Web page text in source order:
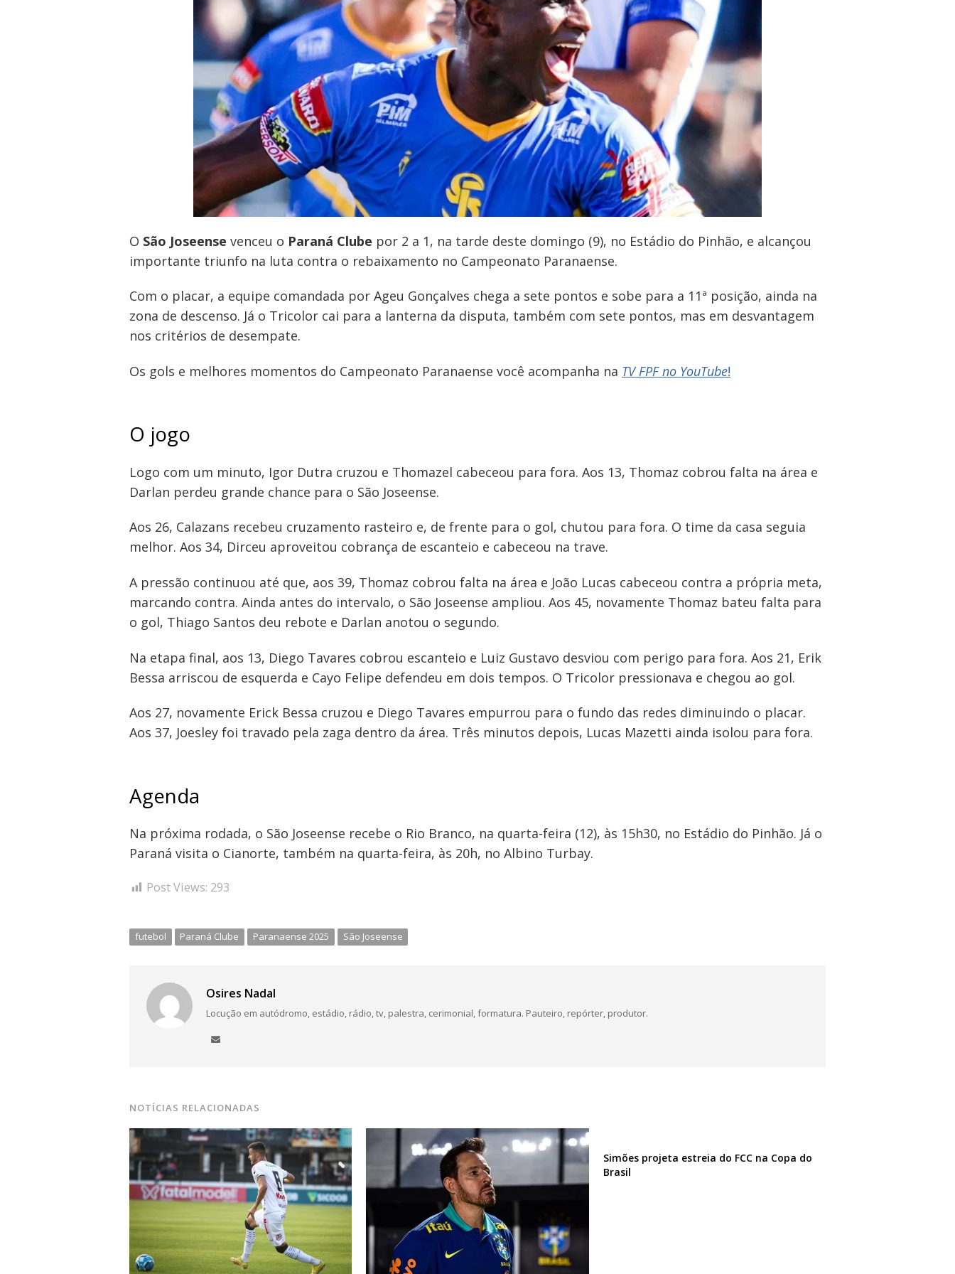
O São Joseense venceu o Paraná Clube por 2 a 1, na tarde deste domingo (9), no Estádio do Pinhão, e alcançou
importante triunfo na luta contra o rebaixamento no Campeonato Paranaense.
Com o placar, a equipe comandada por Ageu Gonçalves chega a sete pontos e sobe para a 11ª posição, ainda na
zona de descenso. Já o Tricolor cai para a lanterna da disputa, também com sete pontos, mas em desvantagem
nos critérios de desempate.
Os gols e melhores momentos do Campeonato Paranaense você acompanha na TV FPF no YouTube!
O jogo
Logo com um minuto, Igor Dutra cruzou e Thomazel cabeceou para fora. Aos 13, Thomaz cobrou falta na área e
Darlan perdeu grande chance para o São Joseense.
Aos 26, Calazans recebeu cruzamento rasteiro e, de frente para o gol, chutou para fora. O time da casa seguia
melhor. Aos 34, Dirceu aproveitou cobrança de escanteio e cabeceou na trave.
A pressão continuou até que, aos 39, Thomaz cobrou falta na área e João Lucas cabeceou contra a própria meta,
marcando contra. Ainda antes do intervalo, o São Joseense ampliou. Aos 45, novamente Thomaz bateu falta para
o gol, Thiago Santos deu rebote e Darlan anotou o segundo.
Na etapa final, aos 13, Diego Tavares cobrou escanteio e Luiz Gustavo desviou com perigo para fora. Aos 21, Erik
Bessa arriscou de esquerda e Cayo Felipe defendeu em dois tempos. O Tricolor pressionava e chegou ao gol.
Aos 27, novamente Erick Bessa cruzou e Diego Tavares empurrou para o fundo das redes diminuindo o placar.
Aos 37, Joesley foi travado pela zaga dentro da área. Três minutos depois, Lucas Mazetti ainda isolou para fora.
Agenda
Na próxima rodada, o São Joseense recebe o Rio Branco, na quarta-feira (12), às 15h30, no Estádio do Pinhão. Já o
Paraná visita o Cianorte, também na quarta-feira, às 20h, no Albino Turbay.
Post Views: 293
futebol Paraná Clube Paranaense 2025 São Joseense
Osires Nadal
Locução em autódromo, estádio, rádio, tv, palestra, cerimonial, formatura. Pauteiro, repórter, produtor.
NOTÍCIAS RELACIONADAS
Simões projeta estreia do FCC na Copa do
Brasil